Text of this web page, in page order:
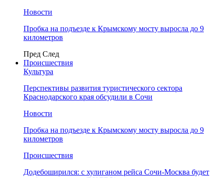
Новости
Пробка на подъезде к Крымскому мосту выросла до 9
километров
Пред След
Происшествия
Культура
Перспективы развития туристического сектора
Краснодарского края обсудили в Сочи
Новости
Пробка на подъезде к Крымскому мосту выросла до 9
километров
Происшествия
Додебоширился: с хулиганом рейса Сочи-Москва будет